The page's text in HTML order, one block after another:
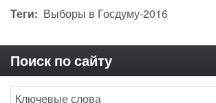
Теги Выборы в Госдуму-2016
Поиск по сайту
Search